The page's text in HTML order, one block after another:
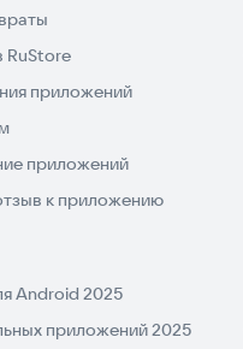
RuStore
приложений
приложений
к приложению
Android 2025
приложений 2025